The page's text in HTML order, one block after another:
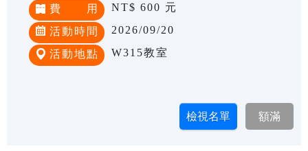
費 用 NT$ 600 元
活動時間 2026/09/20
活動地點 W315教室